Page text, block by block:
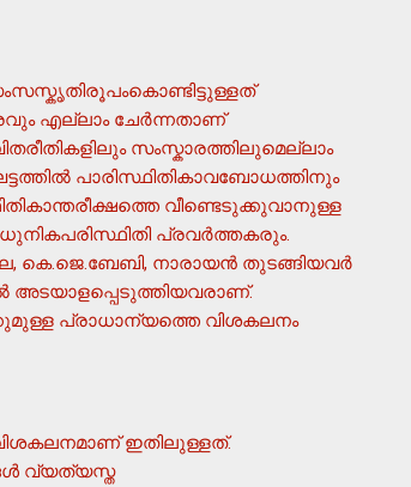
എല്ലാം ചേര്‍ന്നതാണ്
സംസ്കാരത്തിലുമെല്ലാം
പാരിസ്ഥിതികാവബോധത്തിനും
വീണ്ടെടുക്കുവാനുള്ള
പ്രവര്‍ത്തകരും.
കെ.ജെ.ബേബി, നാരായന്‍ തുടങ്ങിയവര്‍
അടയാളപ്പെടുത്തിയവരാണ്.
പ്രാധാന്യത്തെ വിശകലനം
ഇതിലുള്ളത്.
വ്യത്യസ്ത